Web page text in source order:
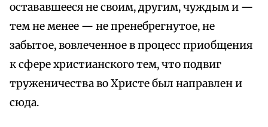
остававшееся не своим, другим, чуждым и —
тем не менее — не пренебрегнутое, не
забытое, вовлеченное в процесс приобщения
к сфере христианского тем, что подвиг
труженичества во Христе был направлен и
сюда.